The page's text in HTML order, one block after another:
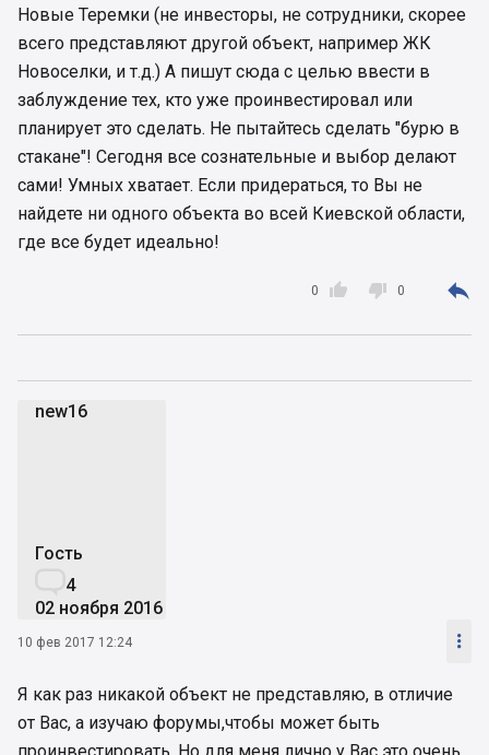
Новые Теремки (не инвесторы, не сотрудники, скорее
всего представляют другой объект, например ЖК
Новоселки, и т.д.) А пишут сюда с целью ввести в
заблуждение тех, кто уже проинвестировал или
планирует это сделать. Не пытайтесь сделать "бурю в
стакане"! Сегодня все сознательные и выбор делают
сами! Умных хватает. Если придераться, то Вы не
найдете ни одного объекта во всей Киевской области,
где все будет идеально!

0  0 
new16
Гость
4
02 ноября 2016
10 фев 2017 12:24 
Я как раз никакой объект не представляю, в отличие
от Вас, а изучаю форумы,чтобы может быть